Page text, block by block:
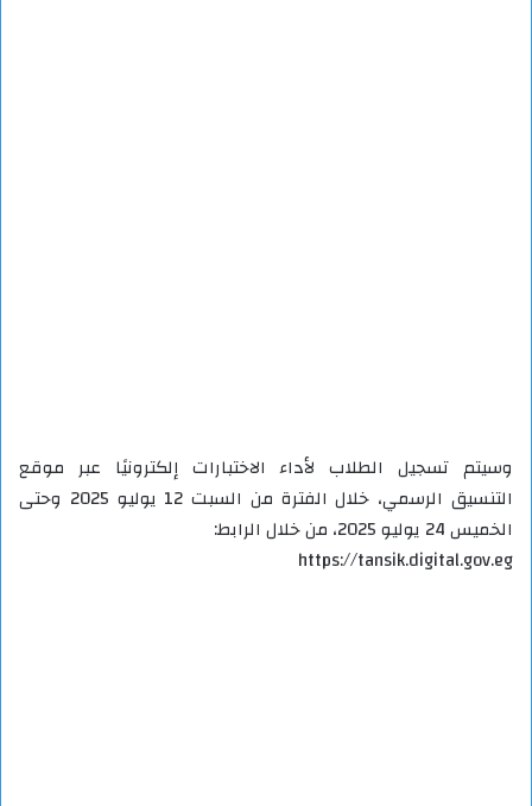
وسيتم تسجيل الطلاب لأداء الاختبارات إلكترونيًا عبر موقع
التنسيق الرسمي، خلال الفترة من السبت 12 يوليو 2025 وحتى
الخميس 24 يوليو 2025، من خلال الرابط:
https://tansik.digital.gov.eg